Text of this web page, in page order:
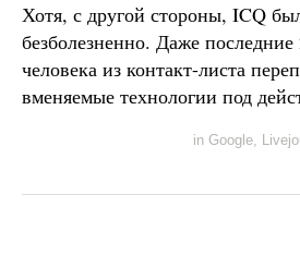
Хотя, с другой стороны, ICQ
безболезненно. Даже
человека из контакт-листа
вменяемые технологии под
in Google,